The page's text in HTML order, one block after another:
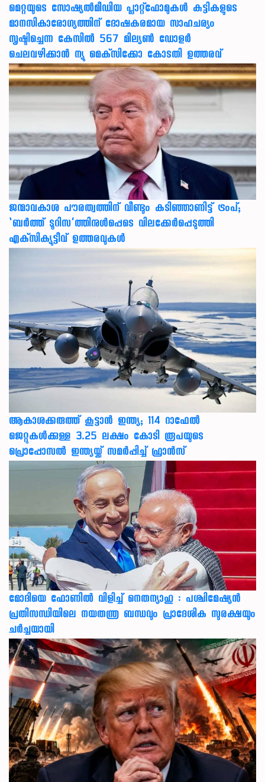
മെറ്റയുടെ സോഷ്യല്‍മീഡിയ പ്ലാറ്റ്‌ഫോമുകള്‍ കുട്ടികളുടെ
മാനസികാരോഗ്യത്തിന് ദോഷകരമായ സാഹചര്യം
സൃഷ്ടിച്ചെന്ന കേസില്‍ 567 മില്യണ്‍ ഡോളര്‍
ചെലവഴിക്കാന്‍ ന്യൂ മെക്‌സിക്കോ കോടതി ഉത്തരവ്
ജന്മാവകാശ പൗരത്വത്തിന് വീണ്ടും കടിഞ്ഞാണിട്ട് ട്രംപ്;
‘ബര്‍ത്ത് ടൂറിസ’ത്തിനുള്‍പ്പെടെ വിലക്കേര്‍പ്പെടുത്തി
എക്‌സിക്യൂട്ടീവ് ഉത്തരവുകള്‍
ആകാശക്കരുത്ത് കൂട്ടാൻ ഇന്ത്യ; 114 റാഫേൽ
ജെറ്റുകൾക്കുള്ള 3.25 ലക്ഷം കോടി രൂപയുടെ
പ്രൊപ്പോസൽ ഇന്ത്യയ്ക്ക് സമർപ്പിച്ച് ഫ്രാൻസ്
മോദിയെ ഫോണിൽ വിളിച്ച് നെതന്യാഹു : പശ്ചിമേഷ്യൻ
പ്രതിസന്ധിയിലെ നയതന്ത്ര ബന്ധവും പ്രാദേശിക സുരക്ഷയും
ചർച്ചയായി